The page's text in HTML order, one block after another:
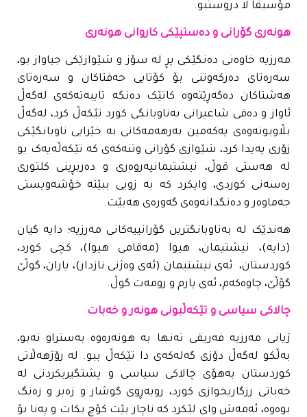
مۆسیقا لا دروستبو.
هونەری گۆرانی و دەستپێکی کاروانی هونەری
مەرزیە خاوەنی دەنگێکی پڕ لە سۆز و شێوازێکی جیاواز بو،
سەرەتای دەرکەوتنی بۆ کۆتایی حەفتاکان و سەرەتای
هەشتاکان دەگەڕێتەوە کاتێک دەنگە تایبەتەکەی لەگەڵ
ئاواز و دەقی شاعیرانی بەناوبانگی کورد تێکەڵ کرد، لەگەڵ
بڵاوبونەوەی یەکەمین بەرهەمەکانی بە خێرایی ناوبانگێکی
زۆری پەیدا کرد، شێوازی گۆرانی وتنەکەی کە تێکەڵەیەک بو
لە هەستی قوڵ، نیشتیمانپەروەری و دەربڕینی کلتوری
رەسەنی کوردی، وایکرد کە بە زویی ببێتە خۆشەویستی
جەماوەر و دەنگدانەوەی گەورەی هەبێت.
هەندێک لە بەناوبانگترین گۆرانییەکانی مەرزیە؛ دایە گیان
(دایە)، نیشتیمان، هیوا (مەقامی هیوا)، کچی کورد،
کوردستان، ئەی نیشتیمان (ئەی وەژنی نازدار)، یاران، گوڵێ
گۆڵێ، چاوەکەم، ئەی یارم و رومەت گوڵ.
چالاکی سیاسی و تێکەڵبونی هونەر و خەبات
ژیانی مەرزیە فەریقی تەنها بە هونەرەوە بەستراو نەبو،
بەڵکو لەگەڵ دۆزی گەلەکەی دا تێکەڵ ببو. لە رۆژهەڵاتی
کوردستان بەهۆی چالاکی سیاسی و پشتگیریکردنی لە
خەباتی رزگاریخوازی کورد، روبەڕوی گوشار و زەبر و زەنگ
بوەوە، ئەمەش وای لێکرد کە ناچار بێت کۆچ بکات و پەنا بۆ